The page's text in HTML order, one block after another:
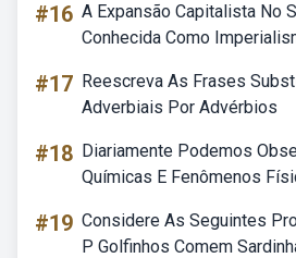
#16 A Expansão Capitalista No
Conhecida Como
#17 Reescreva As Frases
Adverbiais Por Advérbios
#18 Diariamente Podemos
Químicas E Fenômenos
#19 Considere As Seguintes
P Golfinhos Comem